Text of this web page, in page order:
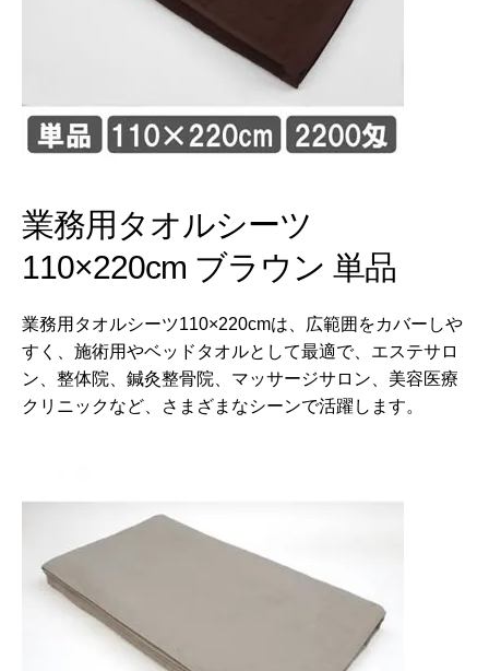
業務用タオルシーツ
110×220cm ブラウン 単品
業務用タオルシーツ110×220cmは、広範囲をカバーしや
すく、施術用やベッドタオルとして最適で、エステサロ
ン、整体院、鍼灸整骨院、マッサージサロン、美容医療
クリニックなど、さまざまなシーンで活躍します。